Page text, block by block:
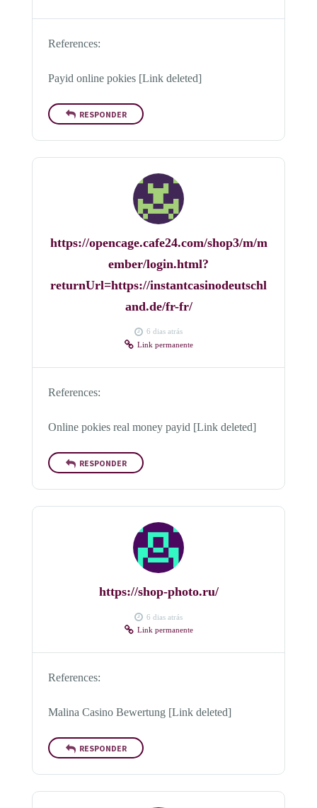
References:
Payid online pokies [Link deleted]
RESPONDER
https://opencage.cafe24.com/shop3/m/m
ember/login.html?
returnUrl=https://instantcasinodeutschl
and.de/fr-fr/
6 dias atrás
Link permanente
References:
Online pokies real money payid [Link deleted]
RESPONDER
https://shop-photo.ru/
6 dias atrás
Link permanente
References:
Malina Casino Bewertung [Link deleted]
RESPONDER